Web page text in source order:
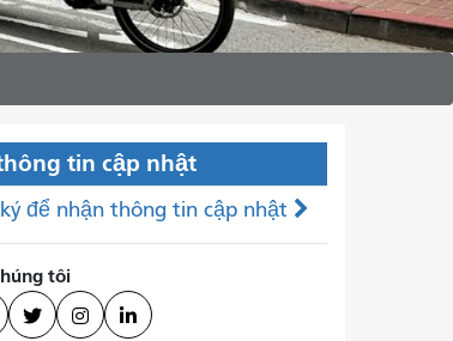
tin cập nhật
để nhận thông tin cập nhật
tôi
  